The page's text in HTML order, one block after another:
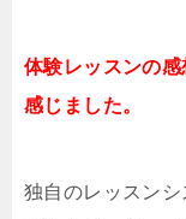
体験レッスンの
感じました。
独自のレッスン